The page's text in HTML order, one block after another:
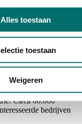
Alles toestaan
toestaan
Weigeren
industrie. Horecava
en
slapen.
Nederlandse
Circa 60.000
bedrijven